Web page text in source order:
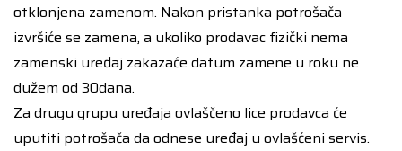
otklonjena zamenom. Nakon pristanka potrošača
izvršiće se zamena, a ukoliko prodavac fizički nema
zamenski uređaj zakazaće datum zamene u roku ne
dužem od 30dana.
Za drugu grupu uređaja ovlaščeno lice prodavca će
uputiti potrošača da odnese uređaj u ovlašćeni servis.